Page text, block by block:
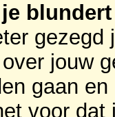
blundert
jouw
gaan
voor